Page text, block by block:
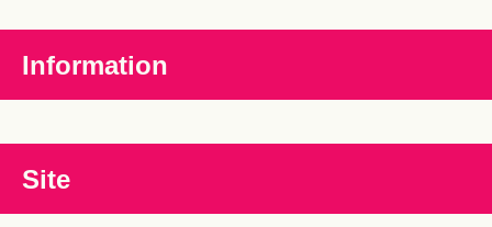
Information
Site